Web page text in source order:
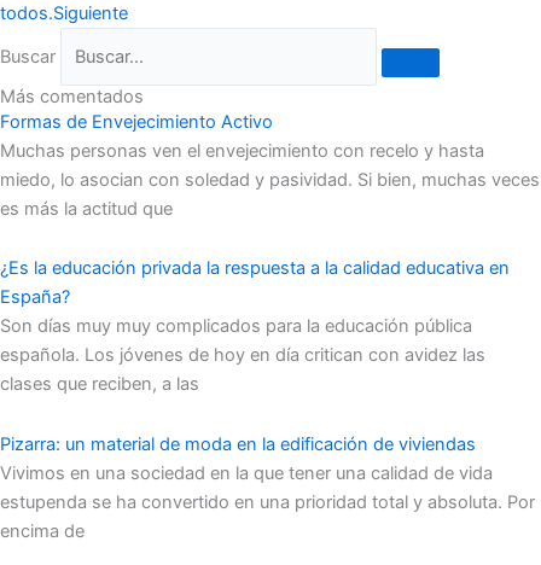
todos.Siguiente
Buscar
Más comentados
Formas de Envejecimiento Activo
Muchas personas ven el envejecimiento con recelo y hasta
miedo, lo asocian con soledad y pasividad. Si bien, muchas veces
es más la actitud que
¿Es la educación privada la respuesta a la calidad educativa en
España?
Son días muy muy complicados para la educación pública
española. Los jóvenes de hoy en día critican con avidez las
clases que reciben, a las
Pizarra: un material de moda en la edificación de viviendas
Vivimos en una sociedad en la que tener una calidad de vida
estupenda se ha convertido en una prioridad total y absoluta. Por
encima de